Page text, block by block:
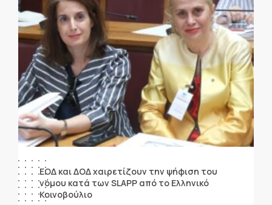
ΕΟΔ και ΔΟΔ χαιρετίζουν την ψήφιση του
νόμου κατά των SLAPP από το Ελληνικό
Κοινοβούλιο